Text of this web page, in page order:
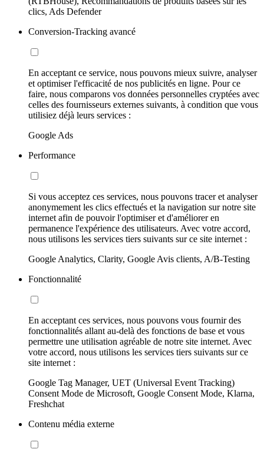
clics, Ads Defender
Conversion-Tracking avancé
En acceptant ce service, nous pouvons mieux suivre, analyser
et optimiser l'efficacité de nos publicités en ligne. Pour ce
faire, nous comparons vos données personnelles cryptées avec
celles des fournisseurs externes suivants, à condition que vous
utilisiez déjà leurs services :
Google Ads
Performance
Si vous acceptez ces services, nous pouvons tracer et analyser
anonymement les clics effectués et la navigation sur notre site
internet afin de pouvoir l'optimiser et d'améliorer en
permanence l'expérience des utilisateurs. Avec votre accord,
nous utilisons les services tiers suivants sur ce site internet :
Google Analytics, Clarity, Google Avis clients, A/B-Testing
Fonctionnalité
En acceptant ces services, nous pouvons vous fournir des
fonctionnalités allant au-delà des fonctions de base et vous
permettre une utilisation agréable de notre site internet. Avec
votre accord, nous utilisons les services tiers suivants sur ce
site internet :
Google Tag Manager, UET (Universal Event Tracking)
Consent Mode de Microsoft, Google Consent Mode, Klarna,
Freshchat
Contenu média externe